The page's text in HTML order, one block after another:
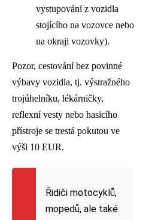
vystupování z vozidla
stojícího na vozovce nebo
na okraji vozovky).
Pozor, cestování bez povinné
výbavy vozidla, tj. výstražného
trojúhelníku, lékárničky,
reflexní vesty nebo hasicího
přístroje se trestá pokutou ve
výši 10 EUR.
Řidiči motocyklů,
mopedů, ale také